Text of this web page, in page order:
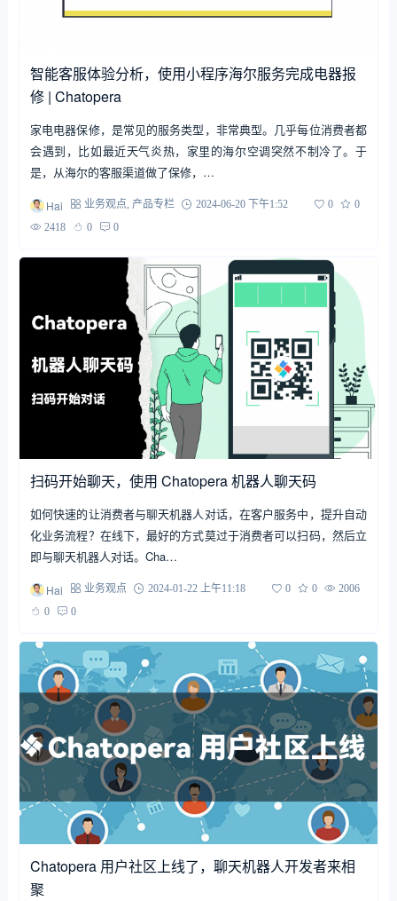
智能客服体验分析，使用小程序海尔服务完成电器报
修 | Chatopera
家电电器保修，是常见的服务类型，非常典型。几乎每位消费者都
会遇到，比如最近天气炎热，家里的海尔空调突然不制冷了。于
是，从海尔的客服渠道做了保修，…
Hai 业务观点 产品专栏 2024-06-20 下午1:52 0
0
2418
0 0
扫码开始聊天，使用 Chatopera 机器人聊天码
如何快速的让消费者与聊天机器人对话，在客户服务中，提升自动
化业务流程？在线下，最好的方式莫过于消费者可以扫码，然后立
即与聊天机器人对话。Cha…
Hai 业务观点 2024-01-22 上午11:18 0 0
2006
0
0
Chatopera 用户社区上线了，聊天机器人开发者来相
聚